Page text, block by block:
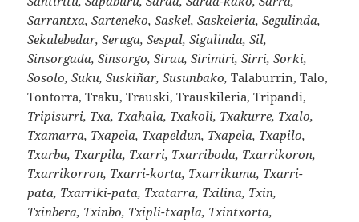
Sarrantxa, Sarteneko, Saskel, Saskeleria, Segulinda,
Sekulebedar, Seruga, Sespal, Sigulinda, Sil,
Sinsorgada, Sinsorgo, Sirau, Sirimiri, Sirri, Sorki,
Sosolo, Suku, Suskiñar, Susunbako, Talaburrin, Talo,
Tontorra, Traku, Trauski, Trauskileria, Tripandi,
Tripisurri, Txa, Txahala, Txakoli, Txakurre, Txalo,
Txamarra, Txapela, Txapeldun, Txapela, Txapilo,
Txarba, Txarpila, Txarri, Txarriboda, Txarrikoron,
Txarrikorron, Txarri-korta, Txarrikuma, Txarri-
pata, Txarriki-pata, Txatarra, Txilina, Txin,
Txinbera, Txinbo, Txipli-txapla, Txintxorta,